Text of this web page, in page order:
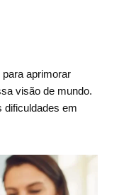
para aprimorar
visão de mundo.
dificuldades em